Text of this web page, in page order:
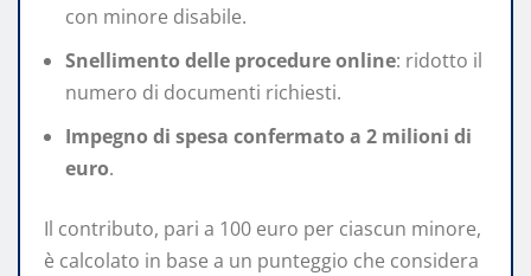
con minore disabile.
Snellimento delle procedure online: ridotto il
numero di documenti richiesti.
Impegno di spesa confermato a 2 milioni di
euro.
Il contributo, pari a 100 euro per ciascun minore,
è calcolato in base a un punteggio che considera